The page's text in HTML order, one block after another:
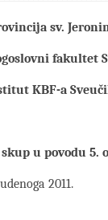
sv.
fakultet
KBF-a
u povodu 5.
2011.